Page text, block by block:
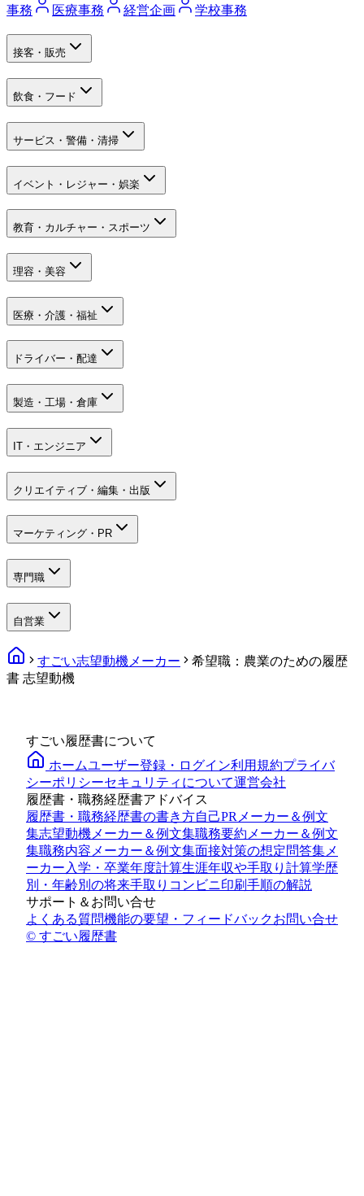
事務
医療事務 経営企画 学校事務
接客・販売
飲食・フード
サービス・警備・清掃
イベント・レジャー・娯楽
教育・カルチャー・スポーツ
理容・美容
医療・介護・福祉
ドライバー・配達
製造・工場・倉庫
IT・エンジニア
クリエイティブ・編集・出版
マーケティング・PR
専門職
自営業
すごい志望動機メーカー
希望職：農業のための履歴
書 志望動機
すごい履歴書について
ホームユーザー登録・ログイン利用規約プライバ
シーポリシーセキュリティについて運営会社
履歴書・職務経歴書アドバイス
履歴書・職務経歴書の書き方自己PRメーカー＆例文
集志望動機メーカー＆例文集職務要約メーカー＆例文
集職務内容メーカー＆例文集面接対策の想定問答集メ
ーカー入学・卒業年度計算生涯年収や手取り計算学歴
別・年齢別の将来手取り コンビニ印刷手順の解説
サポート＆お問い合せ
よくある質問機能の要望・フィードバックお問い合せ
© すごい履歴書